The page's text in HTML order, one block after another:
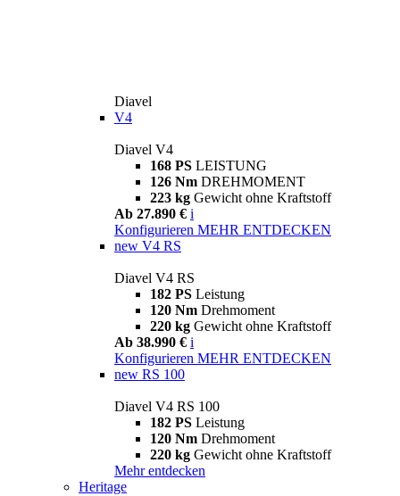
Diavel
V4
Diavel V4
168 PS LEISTUNG
126 Nm DREHMOMENT
223 kg Gewicht ohne Kraftstoff
Ab 27.890 € i
Konfigurieren MEHR ENTDECKEN
new V4 RS
Diavel V4 RS
182 PS Leistung
120 Nm Drehmoment
220 kg Gewicht ohne Kraftstoff
Ab 38.990 € i
Konfigurieren MEHR ENTDECKEN
new RS 100
Diavel V4 RS 100
182 PS Leistung
120 Nm Drehmoment
220 kg Gewicht ohne Kraftstoff
Mehr entdecken
Heritage